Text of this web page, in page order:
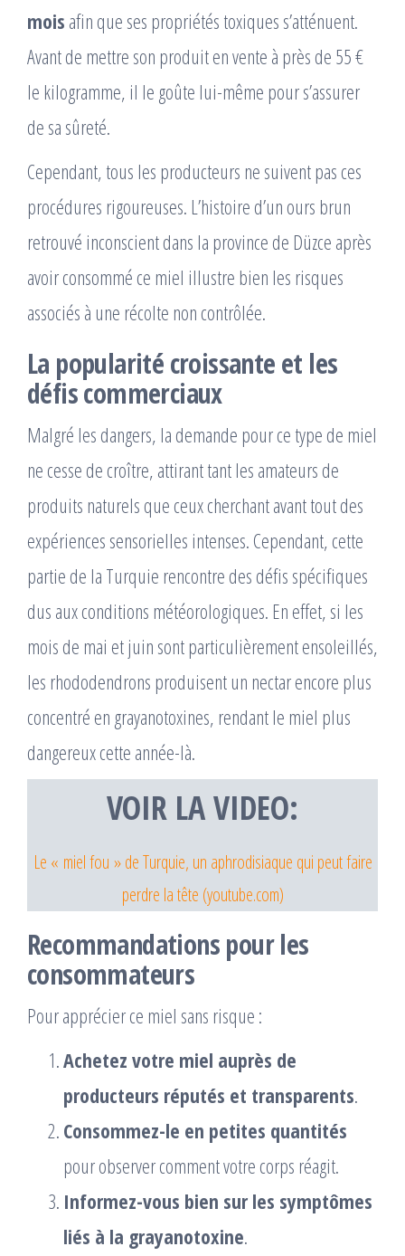
mois afin que ses propriétés toxiques s’atténuent.
Avant de mettre son produit en vente à près de 55 €
le kilogramme, il le goûte lui-même pour s’assurer
de sa sûreté.
Cependant, tous les producteurs ne suivent pas ces
procédures rigoureuses. L’histoire d’un ours brun
retrouvé inconscient dans la province de Düzce après
avoir consommé ce miel illustre bien les risques
associés à une récolte non contrôlée.
La popularité croissante et les
défis commerciaux
Malgré les dangers, la demande pour ce type de miel
ne cesse de croître, attirant tant les amateurs de
produits naturels que ceux cherchant avant tout des
expériences sensorielles intenses. Cependant, cette
partie de la Turquie rencontre des défis spécifiques
dus aux conditions météorologiques. En effet, si les
mois de mai et juin sont particulièrement ensoleillés,
les rhododendrons produisent un nectar encore plus
concentré en grayanotoxines, rendant le miel plus
dangereux cette année-là.
VOIR LA VIDEO:
Le « miel fou » de Turquie, un aphrodisiaque qui peut faire
perdre la tête (youtube.com)
Recommandations pour les
consommateurs
Pour apprécier ce miel sans risque :
Achetez votre miel auprès de
producteurs réputés et transparents.
Consommez-le en petites quantités
pour observer comment votre corps réagit.
Informez-vous bien sur les symptômes
liés à la grayanotoxine.